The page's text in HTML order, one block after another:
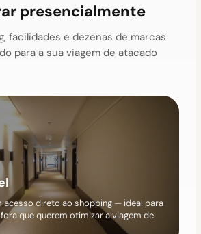
presencialmente
facilidades e dezenas de marcas
para a sua viagem de atacado
acesso direto ao shopping — ideal para
que querem otimizar a viagem de